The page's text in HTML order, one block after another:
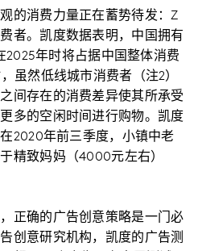
的消费力量正在蓄势待发：Z
者。凯度数据表明，中国拥有
2025年时将占据中国整体消费
虽然低线城市消费者（注2）
间存在的消费差异使其所承受
多的空闲时间进行购物。凯度
2020年前三季度，小镇中老
精致妈妈（4000元左右）
正确的广告创意策略是一门必
创意研究机构，凯度的广告测